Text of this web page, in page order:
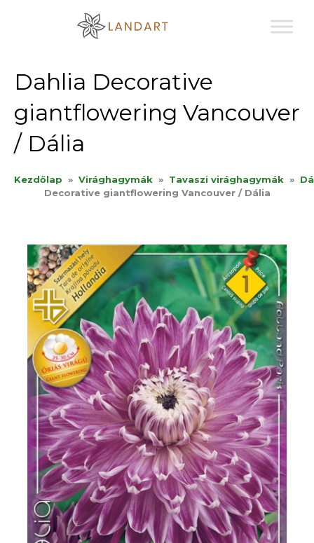
Dahlia Decorative
giantflowering Vancouver
/ Dália
Kezdőlap » Virághagymák » Tavaszi virághagymák »
Decorative giantflowering Vancouver / Dália